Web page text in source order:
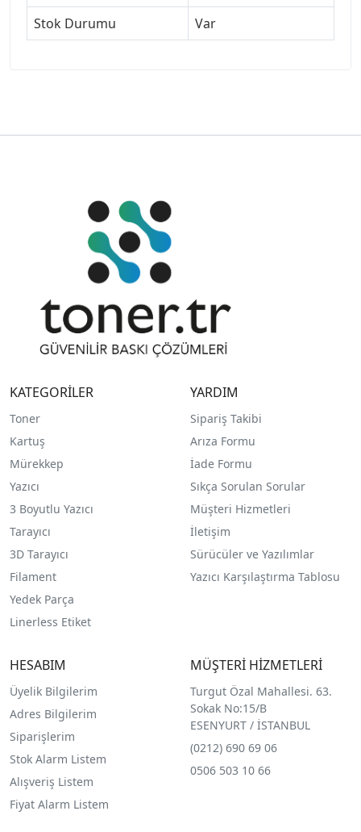
Stok Durumu
Var
KATEGORİLER
Toner
Kartuş
Mürekkep
Yazıcı
3 Boyutlu Yazıcı
Tarayıcı
3D Tarayıcı
Filament
Yedek Parça
Linerless Etiket
YARDIM
Sipariş Takibi
Arıza Formu
İade Formu
Sıkça Sorulan Sorular
Müşteri Hizmetleri
İletişim
Sürücüler ve Yazılımlar
Yazıcı Karşılaştırma Tablosu
HESABIM
Üyelik Bilgilerim
Adres Bilgilerim
Siparişlerim
Stok Alarm Listem
Alışveriş Listem
Fiyat Alarm Listem
MÜŞTERİ HİZMETLERİ
Turgut Özal Mahallesi. 63.
Sokak No:15/B
ESENYURT / İSTANBUL
(0212) 690 69 06
0506 503 10 66